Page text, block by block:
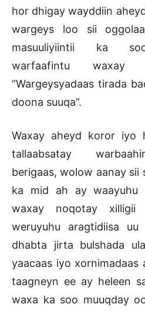
hor dhigay wayddiin
wargeys loo sii
masuuliyiintii ka
warfaafintu waxay
“Wargeysyadaas tirada
doona suuqa”.
Waxay aheyd koror iyo
tallaabsatay
berigaas, wolow aanay sii
ka mid ah ay waayuhu
waxay noqotay xilligii
weruyuhu aragtidiisa
dhabta jirta bulshada
yaacaas iyo xornimadaas
taagneyn ee ay heleen
waxa ka soo muuqday